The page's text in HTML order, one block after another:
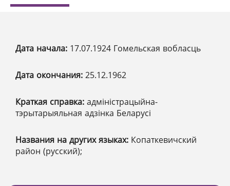
Дата начала: 17.07.1924 Гомельская вобласць
Дата окончания: 25.12.1962
Краткая справка: адміністрацыйна-
тэрытарыяльная адзінка Беларусі
Названия на других языках: Копаткевичский
район (русский);